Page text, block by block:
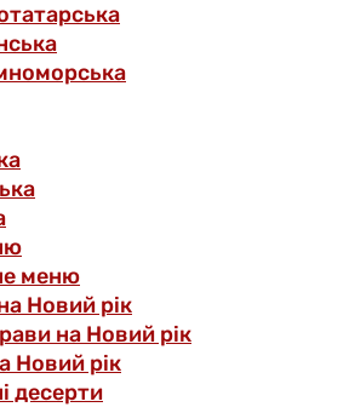
меню
Новий рік
на Новий рік
Новий рік
десерти